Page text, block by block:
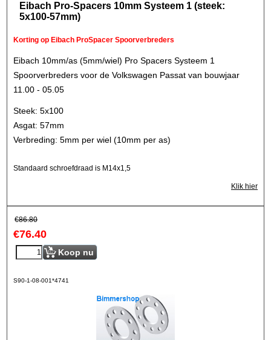
Eibach Pro-Spacers 10mm Systeem 1 (steek:
5x100-57mm)
Korting op Eibach ProSpacer Spoorverbreders
Eibach 10mm/as (5mm/wiel) Pro Spacers Systeem 1
Spoorverbreders voor de Volkswagen Passat van bouwjaar
11.00 - 05.05
Steek: 5x100
Asgat: 57mm
Verbreding: 5mm per wiel (10mm per as)
Standaard schroefdraad is M14x1,5
Klik hier
€86.80
€76.40
Koop nu
S90-1-08-001*4741